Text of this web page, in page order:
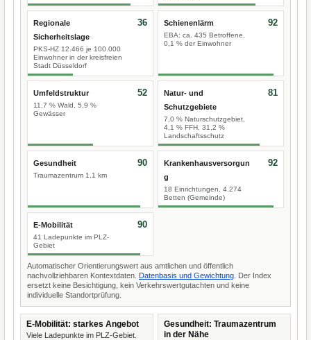
Regionale
Sicherheitslage
PKS-HZ 12.466 je 100.000
Einwohner in der kreisfreien
Stadt Düsseldorf
36 Schienenlärm
EBA: ca. 435 Betroffene,
0,1 % der Einwohner
92
Umfeldstruktur
11,7 % Wald, 5,9 %
Gewässer
52
Natur- und
Schutzgebiete
7,0 % Naturschutzgebiet,
4,1 % FFH, 31,2 %
Landschaftsschutz
81
Gesundheit
Traumazentrum 1,1 km
90
Krankenhausversorgun
g
18 Einrichtungen, 4.274
Betten (Gemeinde)
92
E-Mobilität
41 Ladepunkte im PLZ-
Gebiet
90
Automatischer Orientierungswert aus amtlichen und öffentlich
nachvollziehbaren Kontextdaten. Datenbasis und Gewichtung . Der Index
ersetzt keine Besichtigung, kein Verkehrswertgutachten und keine
individuelle Standortprüfung.
E-Mobilität: starkes Angebot
Viele Ladepunkte im PLZ-Gebiet.
Gesundheit: Traumazentrum
in der Nähe